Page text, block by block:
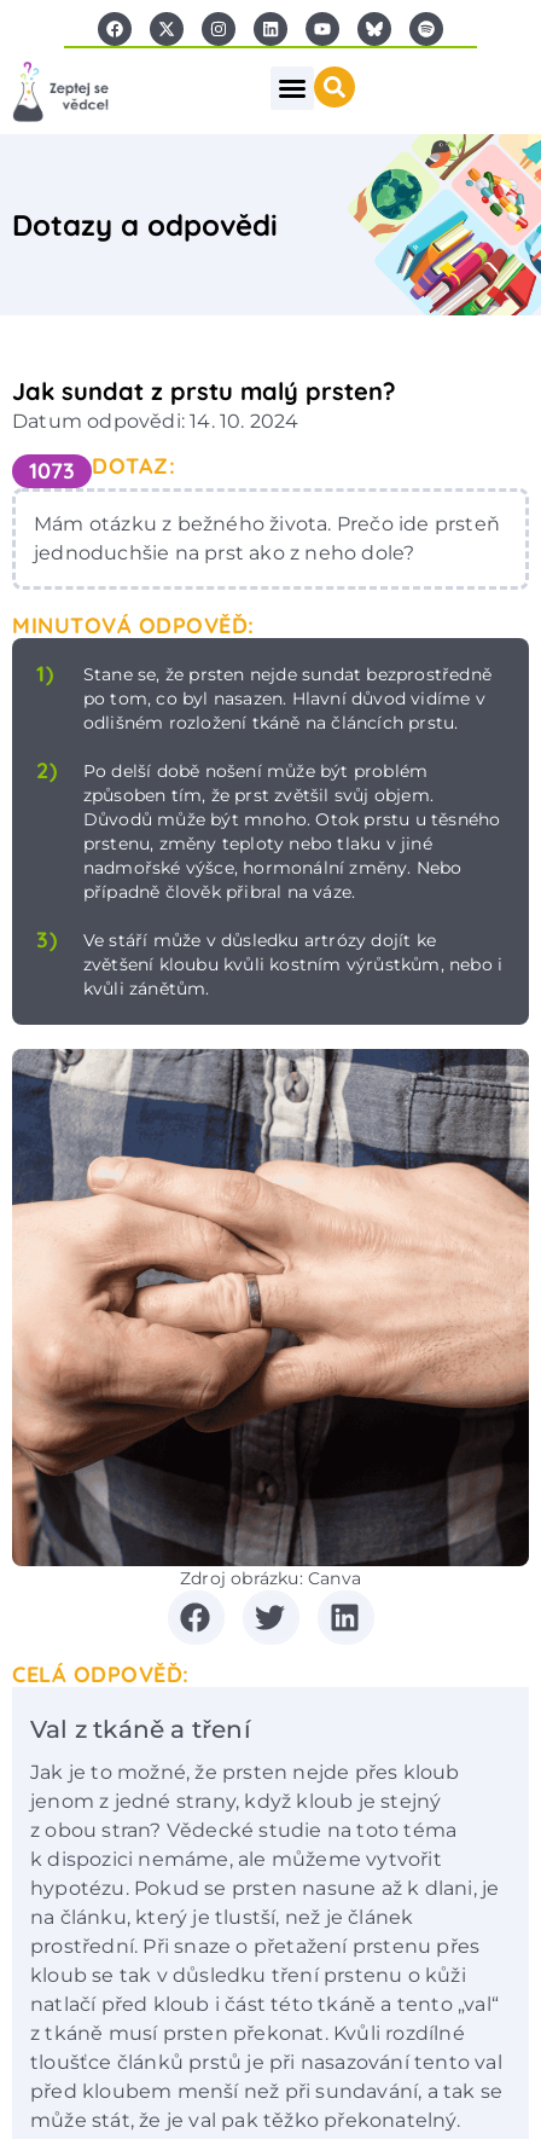
Dotazy a odpovědi
Jak sundat z prstu malý prsten?
Datum odpovědi: 14. 10. 2024
1073 DOTAZ:
Mám otázku z bežného života. Prečo ide prsteň
jednoduchšie na prst ako z neho dole?
MINUTOVÁ ODPOVĚĎ:
1)
Stane se, že prsten nejde sundat bezprostředně
po tom, co byl nasazen. Hlavní důvod vidíme v
odlišném rozložení tkáně na článcích prstu.
2)
Po delší době nošení může být problém
způsoben tím, že prst zvětšil svůj objem.
Důvodů může být mnoho. Otok prstu u těsného
prstenu, změny teploty nebo tlaku v jiné
nadmořské výšce, hormonální změny. Nebo
případně člověk přibral na váze.
3)
Ve stáří může v důsledku artrózy dojít ke
zvětšení kloubu kvůli kostním výrůstkům, nebo i
kvůli zánětům.
Zdroj obrázku: Canva
CELÁ ODPOVĚĎ:
Val z tkáně a tření
Jak je to možné, že prsten nejde přes kloub
jenom z jedné strany, když kloub je stejný
z obou stran? Vědecké studie na toto téma
k dispozici nemáme, ale můžeme vytvořit
hypotézu. Pokud se prsten nasune až k dlani, je
na článku, který je tlustší, než je článek
prostřední. Při snaze o přetažení prstenu přes
kloub se tak v důsledku tření prstenu o kůži
natlačí před kloub i část této tkáně a tento „val“
z tkáně musí prsten překonat. Kvůli rozdílné
tloušťce článků prstů je při nasazování tento val
před kloubem menší než při sundavání, a tak se
může stát, že je val pak těžko překonatelný.